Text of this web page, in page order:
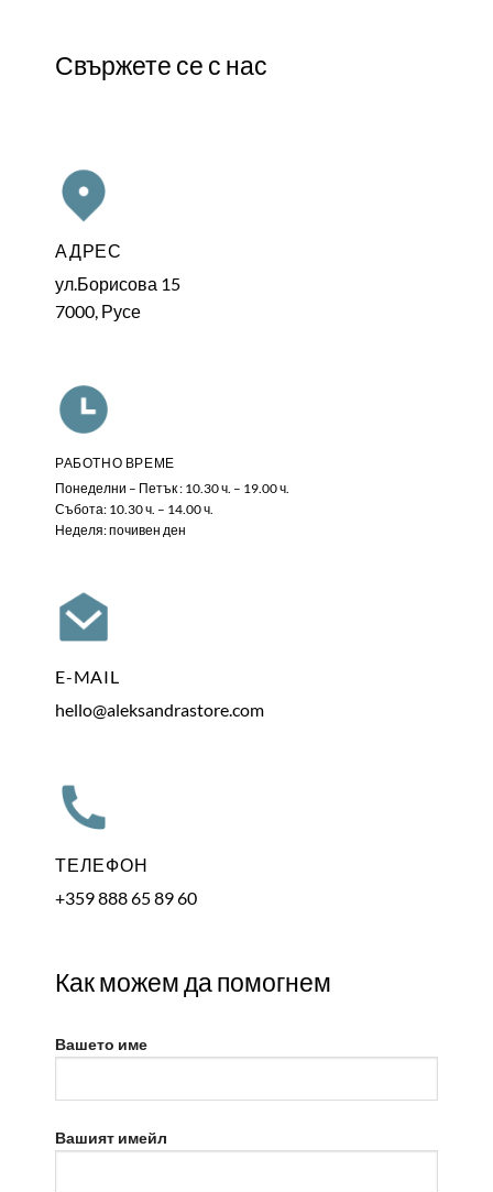
Свържете се с нас
АДРЕС
ул.Борисова 15
7000, Русе
РАБОТНО ВРЕМЕ
Понеделни – Петък : 10.30 ч. – 19.00 ч.
Събота: 10.30 ч. – 14.00 ч.
Неделя: почивен ден
E-MAIL
hello@aleksandrastore.com
ТЕЛЕФОН
+359 888 65 89 60
Как можем да помогнем
Вашето име
Вашият имейл